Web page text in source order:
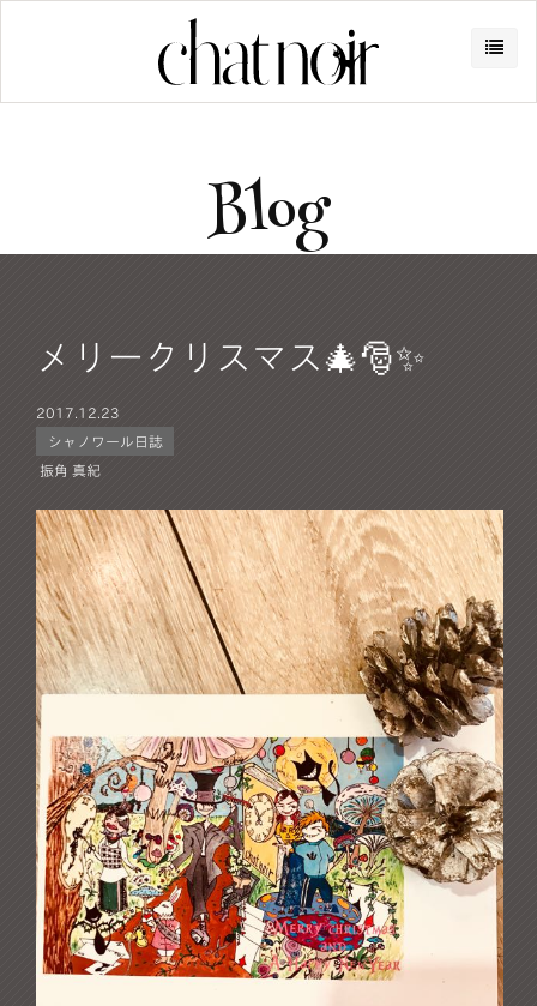
Blog
メリークリスマス🎄🎅✨
2017. 12.23
シャノワール日誌
振角 真紀